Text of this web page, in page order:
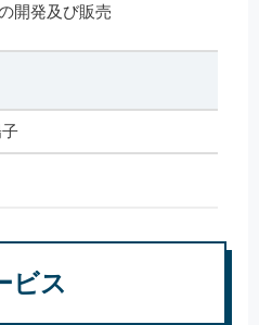
開発及び販売
ビス